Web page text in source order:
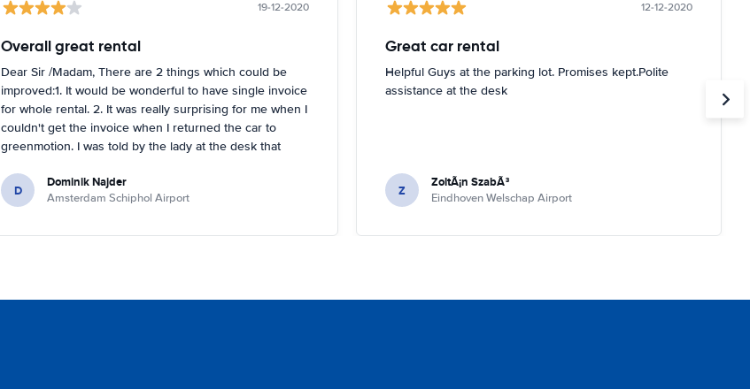
19-12-2020
Overall great rental
Dear Sir /Madam, There are 2 things which could be
improved:1. It would be wonderful to have single invoice
for whole rental. 2. It was really surprising for me when I
couldn't get the invoice when I returned the car to
greenmotion. I was told by the lady at the desk that
after that the invoice will be sent to my email address.
I'm not sure if it's a problem to check the car with flash
with the car overnight on the parking I would be
D Dominik Najder
Amsterdam Schiphol Airport
12-12-2020
Great car rental
Helpful Guys at the parking lot. Promises kept.Polite
assistance at the desk
Z ZoltÃ¡n SzabÃ³
Eindhoven Welschap Airport